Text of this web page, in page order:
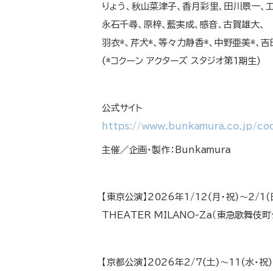
りょう、秋山菜津子、香月彩里、田川景一、
永石千尋、原梓、藍実成、感音、古賀雄大、
羽衣*、芹犬*、等々力静香*、中野亜美*、
(*コクーン アクターズ スタジオ第１期生)
公式サイト
https://www.bunkamura.co.jp/
主催／企画・製作：Bunkamura
【東京公演】2026年1/12(月・祝)～2/1(
THEATER MILANO-Za（東急歌舞伎町
【京都公演】2026年2/7(土)～11(水・祝)